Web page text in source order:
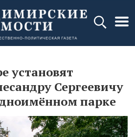
установят
Сергеевичу
парке